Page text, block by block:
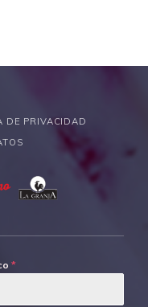
DE PRIVACIDAD
*